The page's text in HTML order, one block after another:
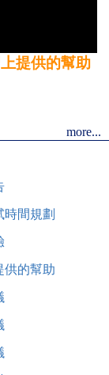
提供的幫助
more...
間規劃
供的幫助